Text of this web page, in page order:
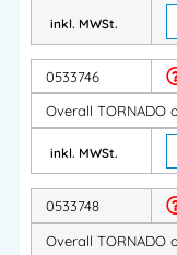
Geeignet für
Zwei
­Zwei
Zwei
Eine
Eine doppelte
inkl. MWSt.
0533746
Overall TORNADO
inkl. MWSt.
0533748
Overall TORNADO